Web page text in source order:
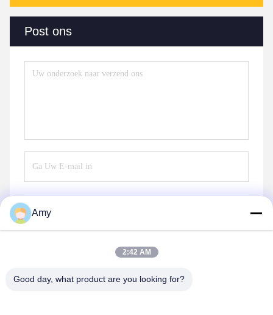
Post ons
Amy
2:42 AM
Good day, what product are you looking for?